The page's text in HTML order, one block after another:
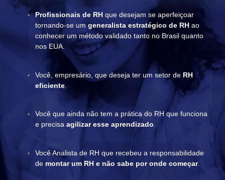
Profissionais de RH que desejam se aperfeiçoar
tornando-se umgeneralista estratégico de RH ao
conhecer um método validado tanto no Brasil quanto
nos EUA.
Você, empresário, quedeseja ter um setor de RH
eficiente
Você que ainda não tem a prática do RH que funciona
e precisa agilizar esse aprendizado.
Você Analista de RH que recebeu a responsabilidade
de montar um RH e não sabe por onde começar.